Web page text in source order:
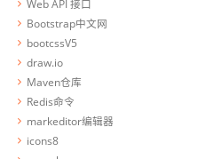
Web API 接口
Bootstrap中文网
bootcssV5
draw.io
Maven仓库
Redis命令
markeditor编辑器
icons8